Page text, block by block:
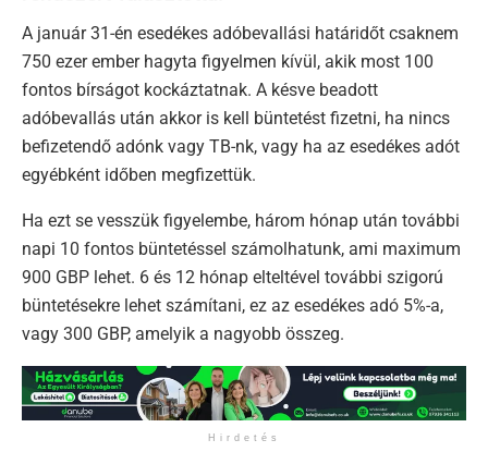
A január 31-én esedékes adóbevallási határidőt csaknem
750 ezer ember hagyta figyelmen kívül, akik most 100
fontos bírságot kockáztatnak. A késve beadott
adóbevallás után akkor is kell büntetést fizetni, ha nincs
befizetendő adónk vagy TB-nk, vagy ha az esedékes adót
egyébként időben megfizettük.
Ha ezt se vesszük figyelembe, három hónap után további
napi 10 fontos büntetéssel számolhatunk, ami maximum
900 GBP lehet. 6 és 12 hónap elteltével további szigorú
büntetésekre lehet számítani, ez az esedékes adó 5%-a,
vagy 300 GBP, amelyik a nagyobb összeg.
Hirdetés